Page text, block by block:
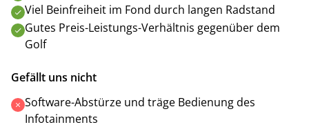
Viel Beinfreiheit im Fond durch langen Radstand
Gutes Preis-Leistungs-Verhältnis gegenüber dem
Golf
Gefällt uns nicht
Software-Abstürze und träge Bedienung des
Infotainments